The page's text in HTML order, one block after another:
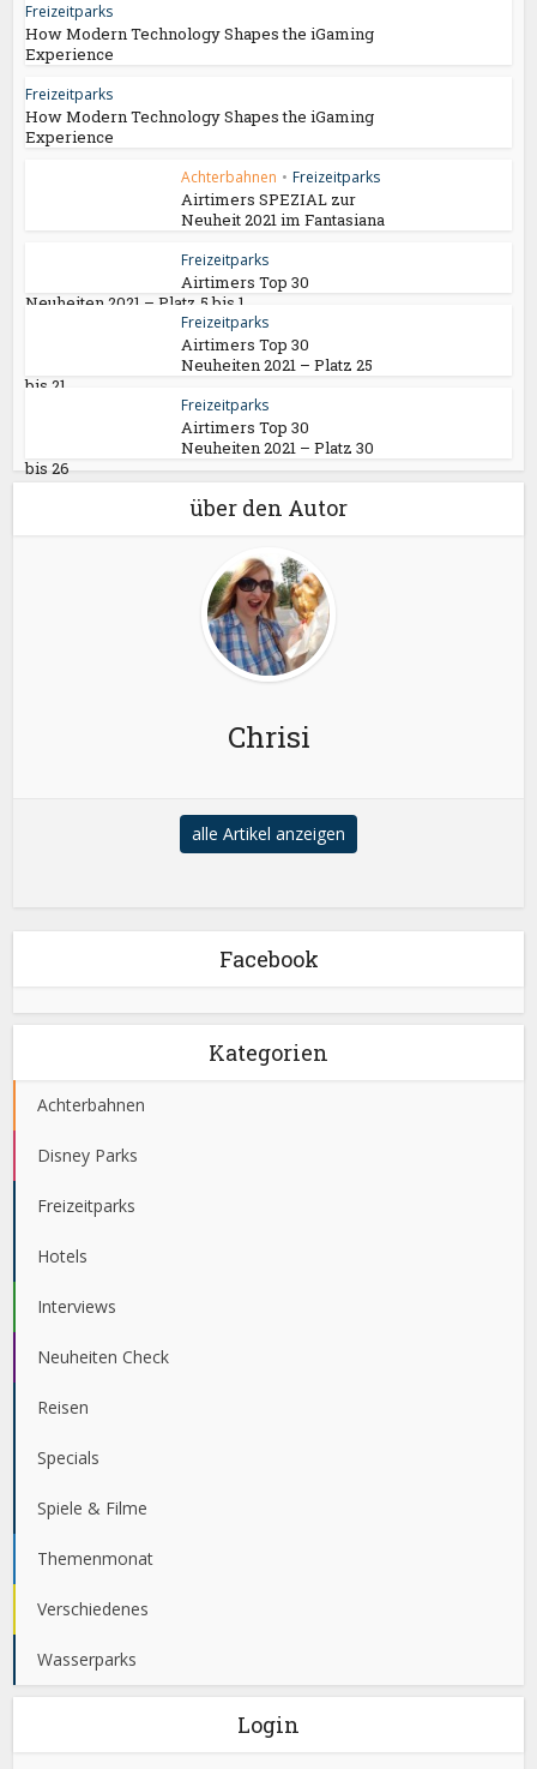
Freizeitparks
How Modern Technology Shapes the iGaming
Experience
Freizeitparks
How Modern Technology Shapes the iGaming
Experience
Achterbahnen • Freizeitparks
Airtimers SPEZIAL zur
Neuheit 2021 im Fantasiana
Freizeitparks
Airtimers Top 30
Neuheiten 2021 – Platz 5 bis 1
Freizeitparks
Airtimers Top 30
Neuheiten 2021 – Platz 25
bis 21
Freizeitparks
Airtimers Top 30
Neuheiten 2021 – Platz 30
bis 26
über den Autor
Chrisi
alle Artikel anzeigen
Facebook
Kategorien
Achterbahnen
Disney Parks
Freizeitparks
Hotels
Interviews
Neuheiten Check
Reisen
Specials
Spiele & Filme
Themenmonat
Verschiedenes
Wasserparks
Login